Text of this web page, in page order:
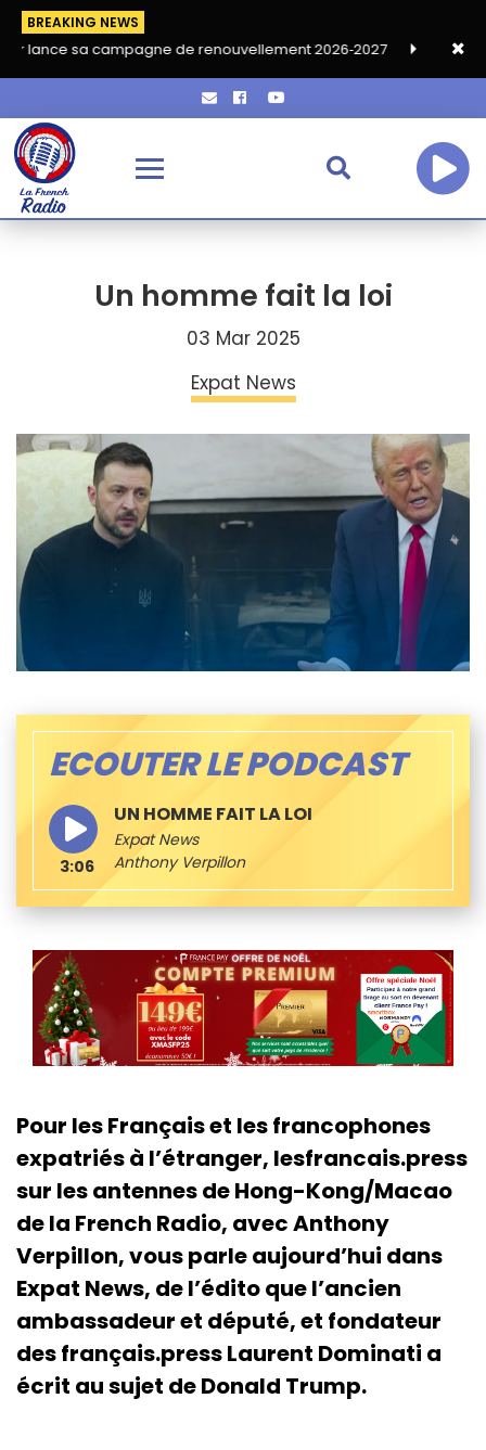
BREAKING NEWS
campagne de renouvellement 2026‑2027 Grand café de
Un homme fait la loi
03 Mar 2025
Expat News
ECOUTER LE PODCAST
UN HOMME FAIT LA LOI
Expat News
Anthony Verpillon
3:06
Pour les Français et les francophones
expatriés à l’étranger, lesfrancais.press
sur les antennes de Hong-Kong/Macao
de la French Radio, avec Anthony
Verpillon, vous parle aujourd’hui dans
Expat News, de l’édito que l’ancien
ambassadeur et député, et fondateur
des français.press Laurent Dominati a
écrit au sujet de Donald Trump.